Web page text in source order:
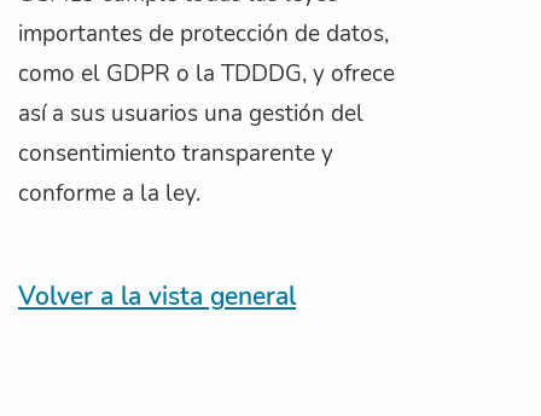
importantes de protección de datos,
como el GDPR o la TDDDG, y ofrece
así a sus usuarios una gestión del
consentimiento transparente y
conforme a la ley.
Volver a la vista general